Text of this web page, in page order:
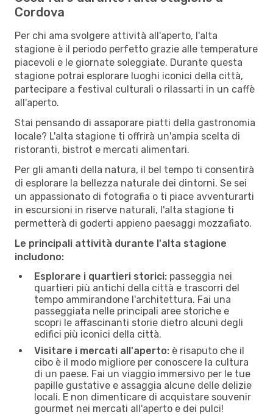
Cordova
Per chi ama svolgere attività all'aperto, l'alta
stagione è il periodo perfetto grazie alle temperature
piacevoli e le giornate soleggiate. Durante questa
stagione potrai esplorare luoghi iconici della città,
partecipare a festival culturali o rilassarti in un caffè
all'aperto.
Stai pensando di assaporare piatti della gastronomia
locale? L'alta stagione ti offrirà un'ampia scelta di
ristoranti, bistrot e mercati alimentari.
Per gli amanti della natura, il bel tempo ti consentirà
di esplorare la bellezza naturale dei dintorni. Se sei
un appassionato di fotografia o ti piace avventurarti
in escursioni in riserve naturali, l'alta stagione ti
permetterà di goderti appieno paesaggi mozzafiato.
Le principali attività durante l'alta stagione
includono:
Esplorare i quartieri storici: passeggia nei
quartieri più antichi della città e trascorri del
tempo ammirandone l'architettura. Fai una
passeggiata nelle principali aree storiche e
scopri le affascinanti storie dietro alcuni degli
edifici più iconici della città.
Visitare i mercati all'aperto: è risaputo che il
cibo è il modo migliore per conoscere la cultura
di un paese. Fai un viaggio immersivo per le tue
papille gustative e assaggia alcune delle delizie
locali. E non dimenticare di acquistare souvenir
gourmet nei mercati all'aperto e dei pulci!